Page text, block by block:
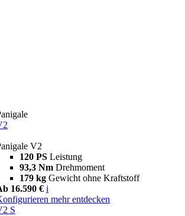
V2
120 PS Leistung
93,3 Nm Drehmoment
179 kg Gewicht ohne Kraftstoff
16.590 € i
mehr entdecken
S